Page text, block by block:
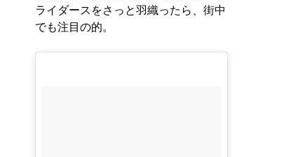
ライダースをさっと羽織ったら、街中
でも注目の的。